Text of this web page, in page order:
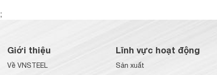
;
Giới thiệu
Về VNSTEEL
Lĩnh vực hoạt động
Sản xuất